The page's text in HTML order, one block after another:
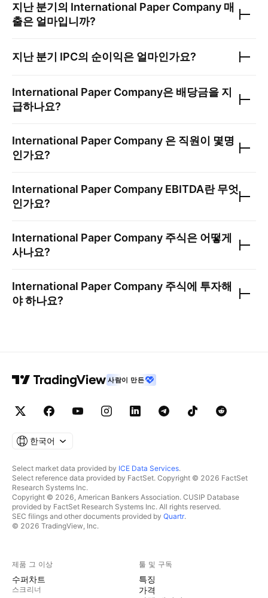
지난 분기의 International Paper Company 매
출은 얼마입니까?
지난 분기 IPC의 순이익은 얼마인가요?
International Paper Company은 배당금을 지
급하나요?
International Paper Company 은 직원이 몇명
인가요?
International Paper Company EBITDA란 무엇
인가요?
International Paper Company 주식은 어떻게
사나요?
International Paper Company 주식에 투자해
야 하나요?
사람이 만든
한국어
Select market data provided by ICE Data Services.
Select reference data provided by FactSet. Copyright © 2026 FactSet
Research Systems Inc.
Copyright © 2026, American Bankers Association. CUSIP Database
provided by FactSet Research Systems Inc. All rights reserved.
SEC filings and other documents provided by Quartr.
© 2026 TradingView, Inc.
제품 그 이상
수퍼차트
스크리너
툴 및 구독
특징
가격